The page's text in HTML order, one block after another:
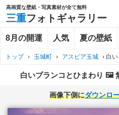
高画質な壁紙・写真素材が全て無料
三重フォトギャラリー
8月の開運 人気 夏の壁紙
トップ › 玉城町 › アスピア玉城 › 白
白いブランコとひまわり 🖼️
画像下側にダウンロ